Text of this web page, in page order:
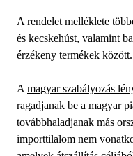
A rendelet melléklete
és kecskehúst, valamint
érzékeny termékek között.
A magyar szabályozás
ragadjanak be a magyar
továbbhaladjanak más
importtilalom nem